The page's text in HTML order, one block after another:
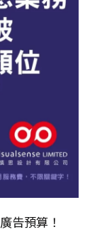
告預算！